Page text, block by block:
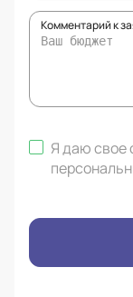
Комментарий к
Я даю свое